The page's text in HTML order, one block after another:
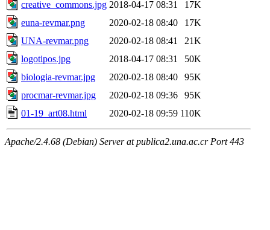
creative_commons.jpg 2018-04-17 08:31
17K
euna-revmar.png
2020-02-18 08:40
17K
UNA-revmar.png
2020-02-18 08:41
21K
logotipos.jpg
2018-04-17 08:31
50K
biologia-revmar.jpg
2020-02-18 08:40
95K
procmar-revmar.jpg
2020-02-18 09:36
95K
01-19_art08.html
2020-02-18 09:59 110K
Apache/2.4.68 (Debian) Server at publica2.una.ac.cr Port 443